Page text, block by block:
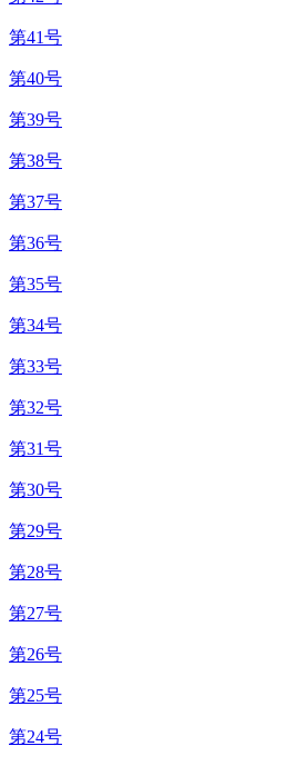
第41号
第40号
第39号
第38号
第37号
第36号
第35号
第34号
第33号
第32号
第31号
第30号
第29号
第28号
第27号
第26号
第25号
第24号